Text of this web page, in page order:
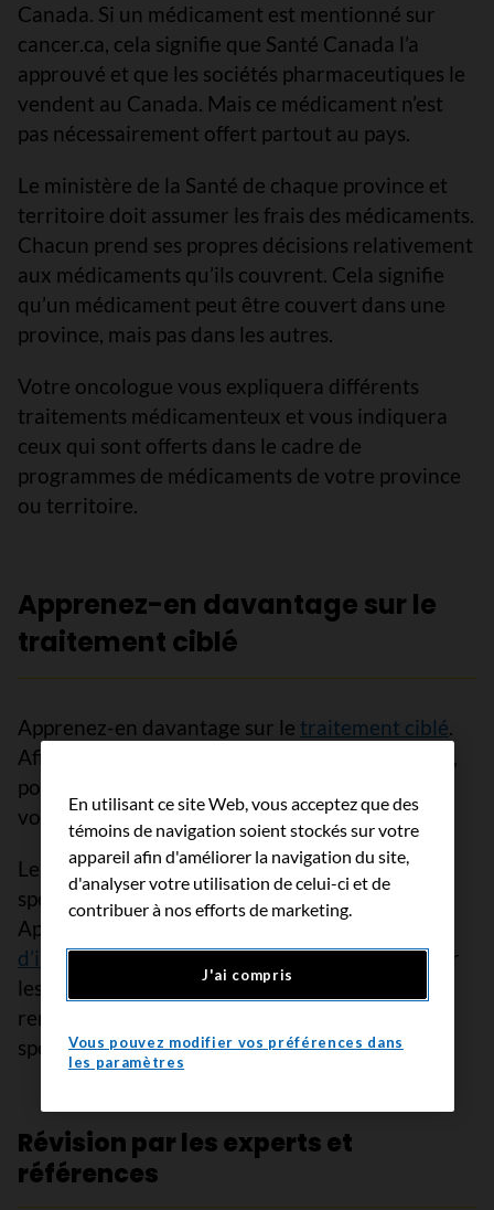
Canada. Si un médicament est mentionné sur
cancer.ca, cela signifie que Santé Canada l’a
approuvé et que les sociétés pharmaceutiques le
vendent au Canada. Mais ce médicament n’est
pas nécessairement offert partout au pays.
Le ministère de la Santé de chaque province et
territoire doit assumer les frais des médicaments.
Chacun prend ses propres décisions relativement
aux médicaments qu’ils couvrent. Cela signifie
qu’un médicament peut être couvert dans une
province, mais pas dans les autres.
Votre oncologue vous expliquera différents
traitements médicamenteux et vous indiquera
ceux qui sont offerts dans le cadre de
programmes de médicaments de votre province
ou territoire.
Apprenez-en davantage sur le
traitement ciblé
Apprenez-en davantage sur le traitement ciblé.
Afin de prendre les bonnes décisions pour vous,
posez des
votre équipe de soins.
Les renseignements sur des médicaments
spécifiques changent assez régulièrement.
Apprenez-en davantage sur les
sources
d’information sur les médicamentsainsi que sur
les sites où vous pouvez obtenir des
renseignements sur des médicaments
spécifiques.
Révision par les experts et
références
En utilisant ce site Web, vous acceptez que des
témoins de navigation soient stockés sur votre
appareil afin d'améliorer la navigation du site,
d'analyser votre utilisation de celui-ci et de
contribuer à nos efforts de marketing.
J'ai compris
Vous pouvez modifier vos préférences dans
les paramètres